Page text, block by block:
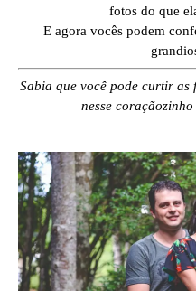
fotos do que
E agora vocês podem
Sabia que você pode curtir as
nesse